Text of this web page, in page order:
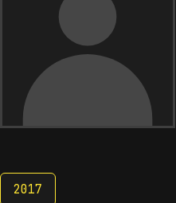
2017